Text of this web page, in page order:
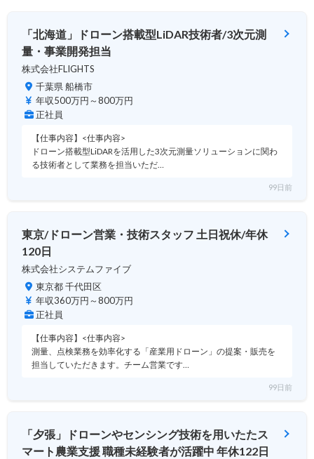
「北海道」ドローン搭載型LiDAR技術者/3次元測
量・事業開発担当
株式会社FLIGHTS
千葉県 船橋市
年収500万円～800万円
正社員
【仕事内容】<仕事内容>
ドローン搭載型LiDARを活用した3次元測量ソリューションに関わ
る技術者として業務を担当いただ…
99日前
東京/ドローン営業・技術スタッフ 土日祝休/年休
120日
株式会社システムファイブ
東京都 千代田区
年収360万円～800万円
正社員
【仕事内容】<仕事内容>
測量、点検業務を効率化する「産業用ドローン」の提案・販売を
担当していただきます。チーム営業です…
99日前
「夕張」ドローンやセンシング技術を用いたたス
マート農業支援 職種未経験者が活躍中 年休122日